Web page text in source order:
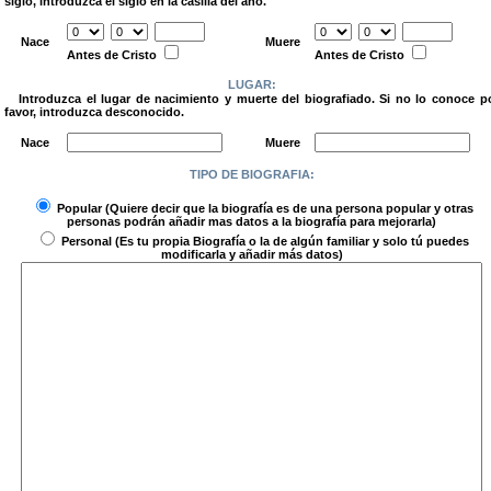
Nace
Antes de Cristo
Muere
Antes de Cristo
LUGAR:
Introduzca el lugar de nacimiento y muerte del biografiado. Si no lo conoce
favor, introduzca desconocido.
Nace
Muere
TIPO DE BIOGRAFIA:
Popular(Quiere decir que la biografía es de una persona popular y otras
personas podrán añadir mas datos a la biografía para mejorarla)
Personal(Es tu propia Biografía o la de algún familiar y solo tú puedes
modificarla y añadir más datos)